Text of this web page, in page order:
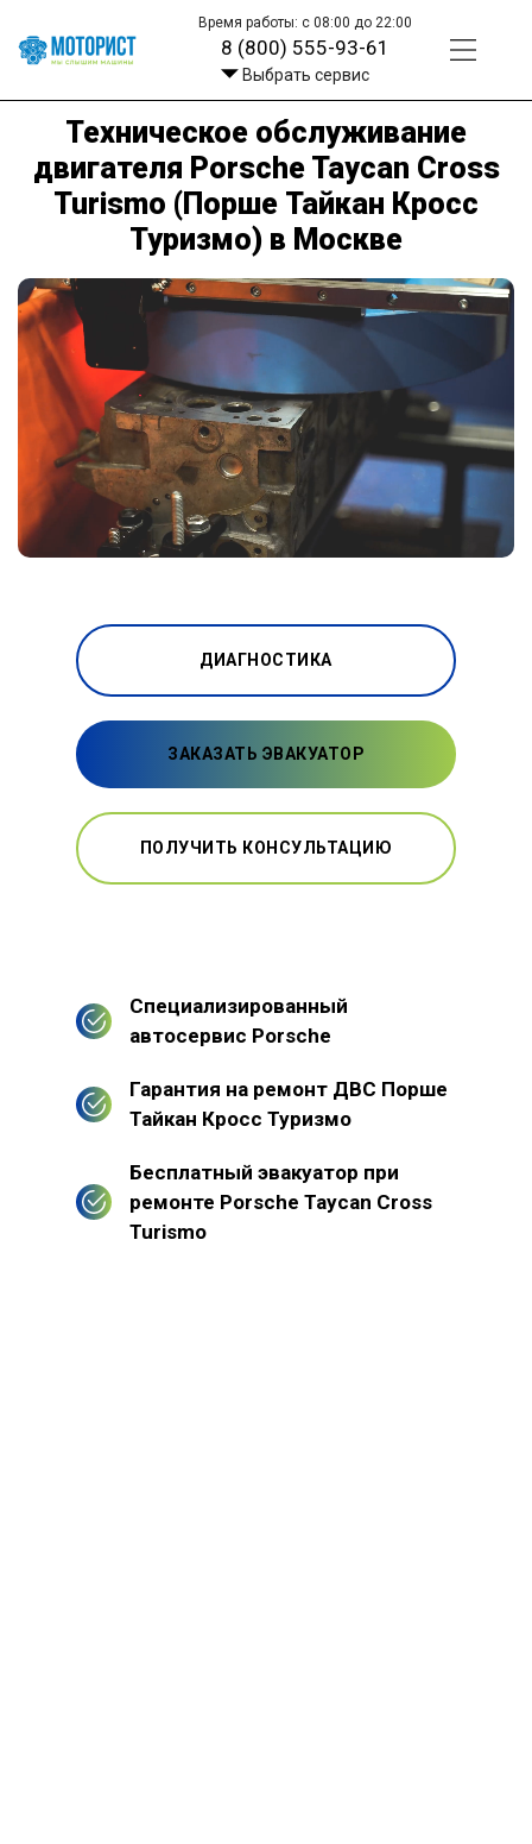
Время работы: с 08:00 до 22:00
8 (800) 555-93-61
Выбрать сервис
Техническое обслуживание
двигателя Porsche Taycan Cross
Turismo (Порше Тайкан Кросс
Туризмо) в Москве
ДИАГНОСТИКА
ЗАКАЗАТЬ ЭВАКУАТОР
ПОЛУЧИТЬ КОНСУЛЬТАЦИЮ
Специализированный
автосервис Porsche
Гарантия на ремонт ДВС Порше
Тайкан Кросс Туризмо
Бесплатный эвакуатор при
ремонте Porsche Taycan Cross
Turismo